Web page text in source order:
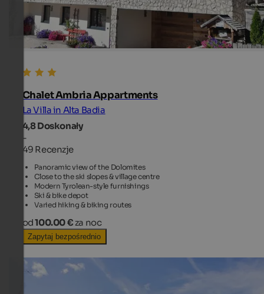
Chalet Ambria Appartments
La Villa in Alta Badia
4,8Doskonały
-
49 Recenzje
Panoramic view of the Dolomites
Close to the ski slopes & village centre
Modern Tyrolean-style furnishings
Ski & bike depot
Varied hiking & biking routes
od100.00 € za noc
Zapytaj bezpośrednio